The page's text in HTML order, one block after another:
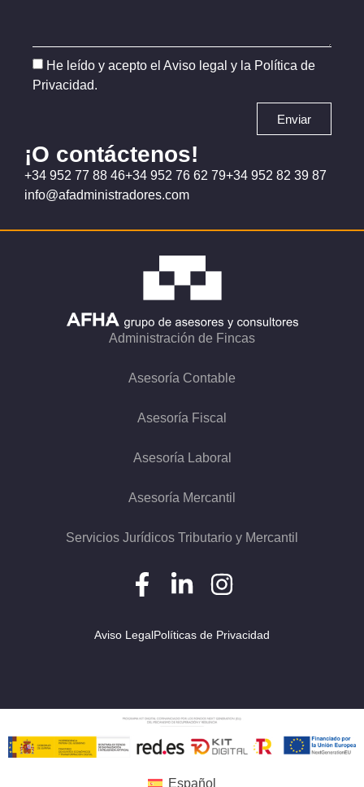
He leído y acepto el Aviso legal y la Política de
Privacidad.
Enviar
¡O contáctenos!
+34 952 77 88 46+34 952 76 62 79+34 952 82 39 87
info@afadministradores.com
Administración de Fincas
Asesoría Contable
Asesoría Fiscal
Asesoría Laboral
Asesoría Mercantil
Servicios Jurídicos Tributario y Mercantil
Aviso LegalPolíticas de Privacidad
Español